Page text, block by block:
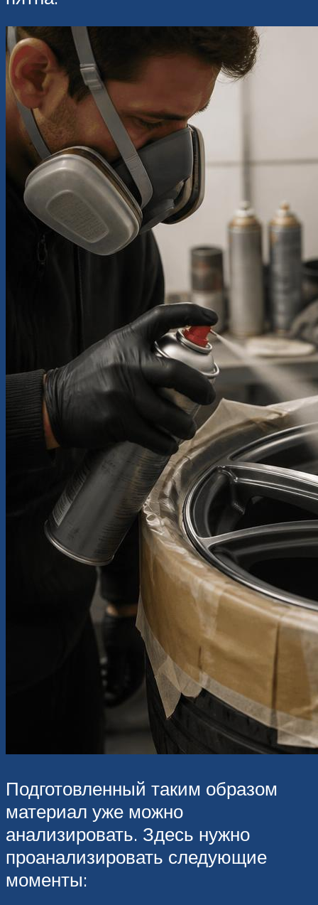
Подготовленный таким образом
материал уже можно
анализировать. Здесь нужно
проанализировать следующие
моменты: